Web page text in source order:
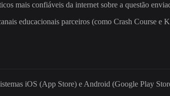
mais confiáveis da internet sobre a questão
educacionais parceiros (como Crash Course e
iOS (App Store) e Android (Google Play